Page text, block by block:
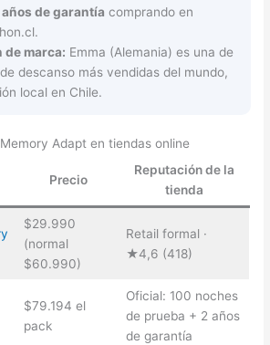
de garantía comprando en
de marca: Emma (Alemania) es una de
descanso más vendidas del mundo,
local en Chile.
Adapt en tiendas online
Precio
Reputación de la
tienda
$29.990
(normal
$60.990)
Retail formal ·
★4,6 (418)
$79.194 el
pack
Oficial: 100 noches
de prueba + 2 años
de garantía